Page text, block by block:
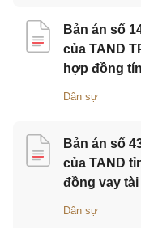
Bản án số
của TAND
hợp đồng
Dân sự
Bản án số
của TAND
đồng vay tài
Dân sự